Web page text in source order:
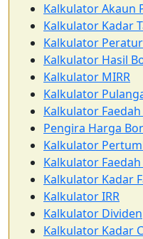
Kalkulator Akaun
Kalkulator Kadar
Kalkulator
Kalkulator Hasil
Kalkulator MIRR
Kalkulator
Kalkulator
Pengira Harga
Kalkulator
Kalkulator
Kalkulator Kadar
Kalkulator IRR
Kalkulator Dividen
Kalkulator Kadar